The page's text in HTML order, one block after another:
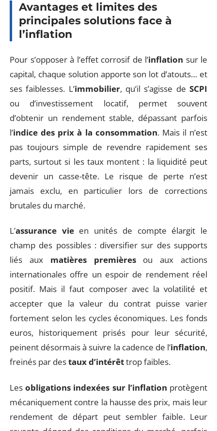
Avantages et limites des
principales solutions face à
l’inflation
Pour s’opposer à l’effet corrosif de l’inflation sur le
capital, chaque solution apporte son lot d’atouts… et
ses faiblesses. L’immobilier, qu’il s’agisse deSCPI
ou d’investissement locatif, permet souvent
d’obtenir un rendement stable, dépassant parfois
l’indice des prix à la consommation. Mais il n’est
pas toujours simple de revendre rapidement ses
parts, surtout si les taux montent : la liquidité peut
devenir un casse-tête. Le risque de perte n’est
jamais exclu, en particulier lors de corrections
brutales du marché.
L’assurance vieen unités de compte élargit le
champ des possibles : diversifier sur des supports
liés aux matières premièresou aux actions
internationales offre un espoir de rendement réel
positif. Mais il faut composer avec la volatilité et
accepter que la valeur du contrat puisse varier
fortement selon les cycles économiques. Les fonds
euros, historiquement prisés pour leur sécurité,
peinent désormais à suivre la cadence de l’inflation,
freinés par destaux d’intérêttrop faibles.
Lesobligations indexées sur l’inflation protègent
mécaniquement contre la hausse des prix, mais leur
rendement de départ peut sembler faible. Leur